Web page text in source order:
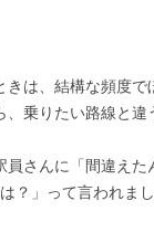
は、結構な頻度で
乗りたい路線と
さんに「間違え
？」って言われまし